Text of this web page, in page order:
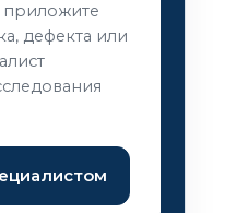
дефекта или